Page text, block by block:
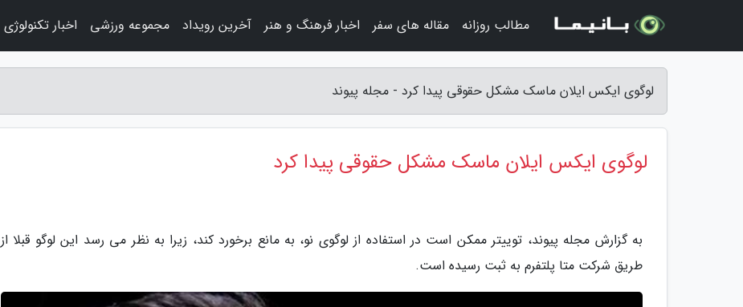
لوگوی ایکس ایلان ماسک مشکل حقوقی پیدا کرد - مجله پیوند
لوگوی ایکس ایلان ماسک مشکل حقوقی پیدا کرد
به گزارش مجله پیوند، توییتر ممکن است در استفاده از لوگوی نو، به مانع برخورد کند، زیرا به نظر می رسد این لوگو قبلا از
طریق شرکت متا پلتفرم به ثبت رسیده است.
مطالب روزانه مقاله های سفر اخبار فرهنگ و هنر آخرین رویداد مجموعه ورزشی اخبار تکنولوژی